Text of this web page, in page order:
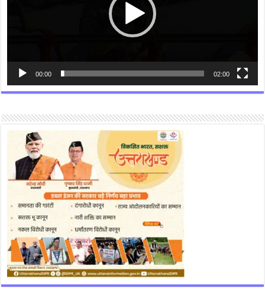
00:00 02:00